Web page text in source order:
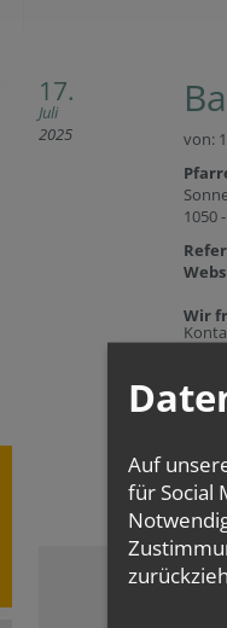
17.
Juli
2025
von:
1050
Wir
für
Für
Auf
für Social